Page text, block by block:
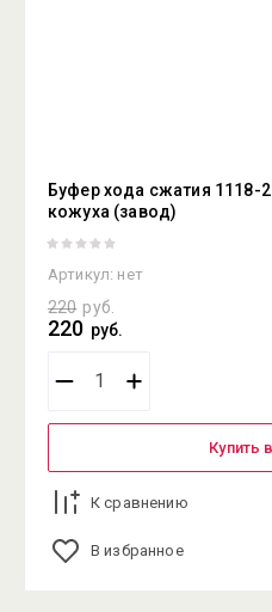
Буфер хода сжатия 1118-
кожуха (завод)
Артикул: нет
220 руб.
220 руб.
Купить
К сравнению
В избранное